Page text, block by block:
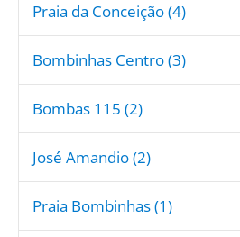
Praia da Conceição (4)
Bombinhas Centro (3)
Bombas 115 (2)
José Amandio (2)
Praia Bombinhas (1)